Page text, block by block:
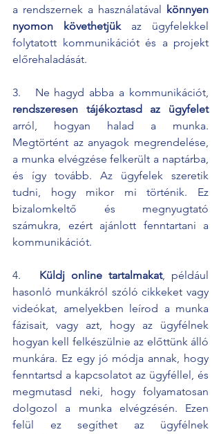
a rendszernek a használatával könnyen
nyomon követhetjük az ügyfelekkel
folytatott kommunikációt és a projekt
előrehaladását.
rendszeresen tájékoztasd az ügyfelet
arról, hogyan halad a munka.
Megtörtént az anyagok megrendelése,
a munka elvégzése felkerült a naptárba,
és így tovább. Az ügyfelek szeretik
tudni, hogy mikor mi történik. Ez
bizalomkeltő és megnyugtató
számukra, ezért ajánlott fenntartani a
kommunikációt.
4. Küldj online tartalmakat, például
hasonló munkákról szóló cikkeket vagy
videókat, amelyekben leírod a munka
fázisait, vagy azt, hogy az ügyfélnek
hogyan kell felkészülnie az előttünk álló
munkára. Ez egy jó módja annak, hogy
fenntartsd a kapcsolatot az ügyféllel, és
megmutasd neki, hogy folyamatosan
dolgozol a munka elvégzésén. Ezen
felül ez segíthet az ügyfélnek